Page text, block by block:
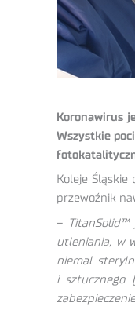
Koronawirus
Wszystkie
Koleje
przewoźnik
–
utleniania, w
niemal
i sztucznego